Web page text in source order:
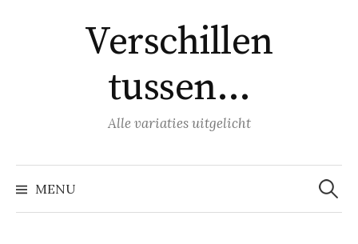
Verschillen
tussen…
Alle variaties uitgelicht
MENU
Zoeken
naar: